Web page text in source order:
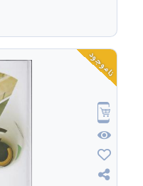
ناموجود